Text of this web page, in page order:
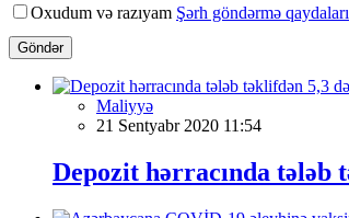
Oxudum və razıyam Şərh göndərmə qaydaları
Göndər
Maliyyə
21 Sentyabr 2020 11:54
Depozit hərracında tələb